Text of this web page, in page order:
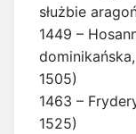
służbie
1449 –
1505)
1463 –
1525)